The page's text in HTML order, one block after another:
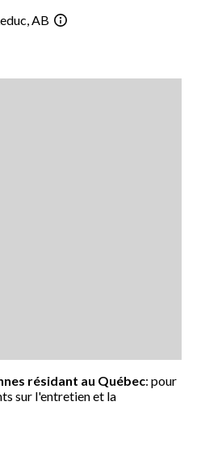
AB
résidant au Québec: pour
sur l'entretien et la